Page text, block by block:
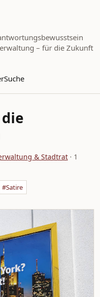
– für die Zukunft
Suche
& Stadtrat · 1
#Satire